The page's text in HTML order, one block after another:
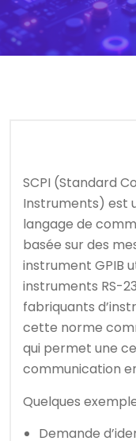
SCPI (Standard
Instruments) est
langage de
basée sur des
instrument GPIB
instruments RS-
fabriquants
cette norme
qui permet une
communication
Quelques
Demande